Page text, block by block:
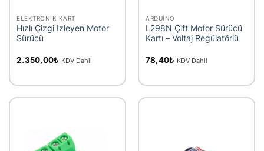
ELEKTRONIK KART
Hızlı Çizgi İzleyen Motor
Sürücü
2.350,00₺ KDV Dahil
ARDUINO
L298N Çift Motor Sürücü
Kartı – Voltaj Regülatörlü
78,40₺ KDV Dahil